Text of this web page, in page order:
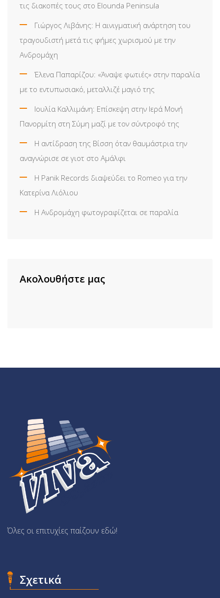
τις διακοπές τους στο Elounda Peninsula
Γιώργος Λιβάνης: Η αινιγματική ανάρτηση του
τραγουδιστή μετά τις φήμες χωρισμού με την
Ανδρομάχη
Έλενα Παπαρίζου: «Άναψε φωτιές» στην παραλία
με το εντυπωσιακό, μεταλλιζέ μαγιό της
Ιουλία Καλλιμάνη: Επίσκεψη στην Ιερά Μονή
Πανορμίτη στη Σύμη μαζί με τον σύντροφό της
Η αντίδραση της Βίσση όταν θαυμάστρια την
αναγνώρισε σε γιοτ στο Αμάλφι
Η Panik Records διαψεύδει το Romeo για την
Κατερίνα Λιόλιου
Η Ανδρομάχη φωτογραφίζεται σε παραλία
Ακολουθήστε μας
Όλες οι επιτυχίες παίζουν εδώ!
Σχετικά